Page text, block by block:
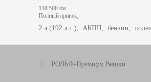
138 500 км
полный привод
2 л (192 л.с.), АКПП, бензин,
РОЛЬФ-Премиум Вешки